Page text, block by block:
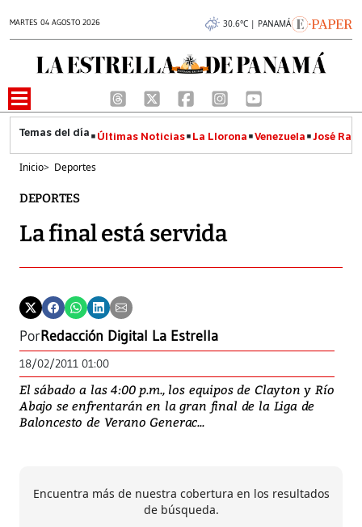
MARTES 04 AGOSTO 2026 30.6°C | PANAMÁ
Últimas Noticias La Llorona Venezuela José
Inicio> Deportes
DEPORTES
La final está servida
PorRedacción Digital La Estrella
18/02/2011 01:00
El sábado a las 4:00 p.m., los equipos de Clayton y Río
Abajo se enfrentarán en la gran final de la Liga de
Baloncesto de Verano Generac...
Encuentra más de nuestra cobertura en los resultados
de búsqueda.